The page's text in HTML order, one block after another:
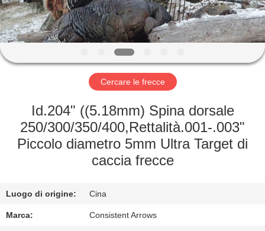
CIRCA
NOI
GIRO
FABBRICA
CONTROLLO
CONTATTICI
Cercare le frecce
Id.204" ((5.18mm) Spina dorsale
250/300/350/400,Rettalità.001-.003"
Piccolo diametro 5mm Ultra Target di
caccia frecce
Luogo di origine: Cina
Marca: Consistent Arrows